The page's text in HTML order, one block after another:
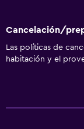
Cancelación/
Las políticas de
habitación y el